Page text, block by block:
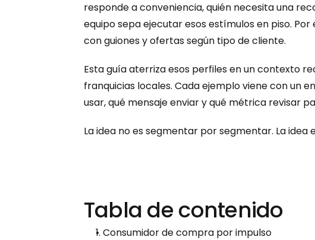
responde a conveniencia, quién necesita una
equipo sepa ejecutar esos estímulos en piso.
con guiones y ofertas según tipo de cliente.
Esta guía aterriza esos perfiles en un contexto
franquicias locales. Cada ejemplo viene con un
usar, qué mensaje enviar y qué métrica revisar
La idea no es segmentar por segmentar. La
Tabla de contenido
1. Consumidor de compra por impulso